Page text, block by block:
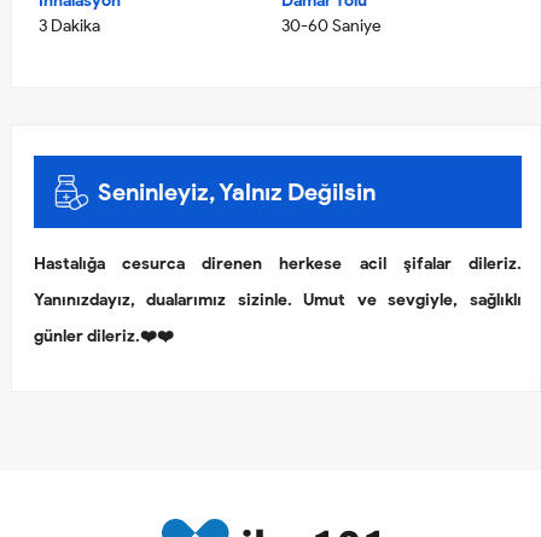
3 Dakika
30-60 Saniye
Seninleyiz, Yalnız Değilsin
Hastalığa cesurca direnen herkese acil şifalar dileriz.
Yanınızdayız, dualarımız sizinle. Umut ve sevgiyle, sağlıklı
günler dileriz.❤️❤️